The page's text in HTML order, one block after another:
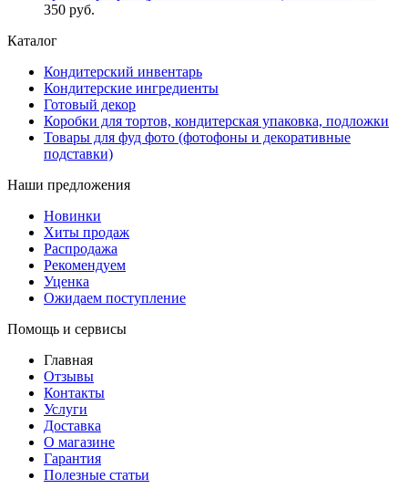
350 руб.
Каталог
Кондитерский инвентарь
Кондитерские ингредиенты
Готовый декор
Коробки для тортов, кондитерская упаковка, подложки
Товары для фуд фото (фотофоны и декоративные
подставки)
Наши предложения
Новинки
Хиты продаж
Распродажа
Рекомендуем
Уценка
Ожидаем поступление
Помощь и сервисы
Главная
Отзывы
Контакты
Услуги
Доставка
О магазине
Гарантия
Полезные статьи